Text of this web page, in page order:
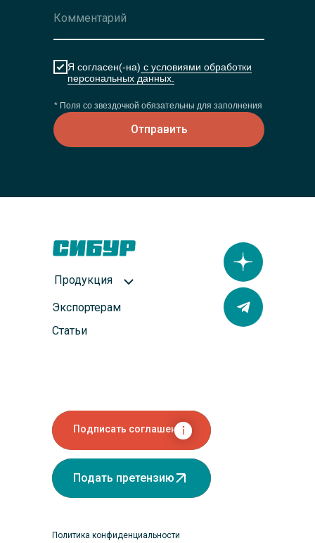
* Поля со звездочкой обязательны для заполнения
Я согласен(-на) с условиями обработки
персональных данных.
Отправить
Подписать соглашение
Подать претензию
Продукция
Политика конфиденциальности
Статьи
Экспортерам